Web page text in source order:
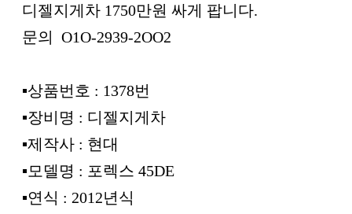
디젤지게차 1750만원 싸게 팝니다.
문의 O1O-2939-2OO2
▪︎상품번호 : 1378번
▪︎장비명 : 디젤지게차
▪︎제작사 : 현대
▪︎모델명 : 포렉스 45DE
▪︎연식 : 2012년식